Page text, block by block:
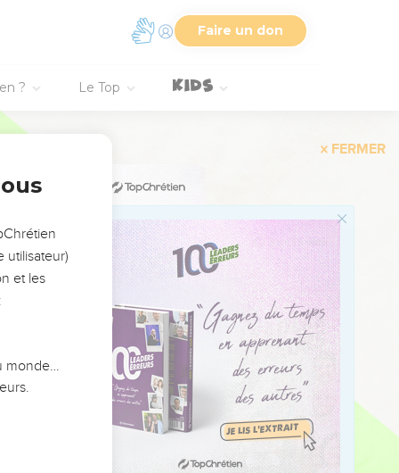
Faire un don
? Le Top
les pays de leurs
envers moi et la
Isaac et de mon
dévasté loin
montré du
car je suis l'Eternel,
aux yeux des
par
utilisateur)
et les
monde…